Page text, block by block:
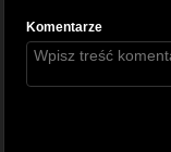
Komentarze